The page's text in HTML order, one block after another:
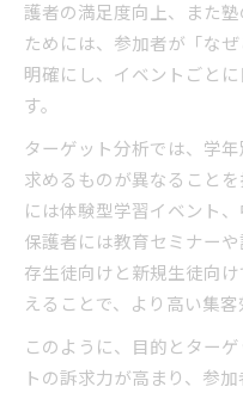
護者の満足度向上、また
ためには、参加者が「な
明確にし、イベントごと
す。
ターゲット分析では、学
求めるものが異なること
には体験型学習イベント
保護者には教育セミナー
存生徒向けと新規生徒向
えることで、より高い集客
このように、目的とター
トの訴求力が高まり、参